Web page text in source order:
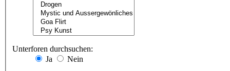
Unterforen durchsuchen:
Ja
Nein